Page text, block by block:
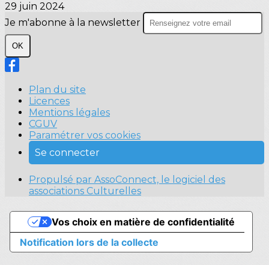
29 juin 2024
Je m'abonne à la newsletter
OK
Plan du site
Licences
Mentions légales
CGUV
Paramétrer vos cookies
Se connecter
Propulsé par AssoConnect, le logiciel des
associations Culturelles
Notification lors de la collecte
Vos choix en matière de confidentialité